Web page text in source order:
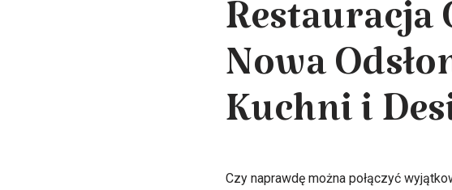
Restauracja
Nowa
Kuchni i
Czy naprawdę można połączyć